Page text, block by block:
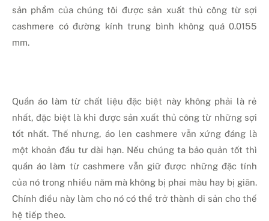
sản phẩm của chúng tôi được sản xuất thủ công từ sợi
cashmere có đường kính trung bình không quá 0.0155
mm.
Quần áo làm từ chất liệu đặc biệt này không phải là rẻ
nhất, đặc biệt là khi được sản xuất thủ công từ những sợi
tốt nhất. Thế nhưng, áo len cashmere vẫn xứng đáng là
một khoản đầu tư dài hạn. Nếu chúng ta bảo quản tốt thì
quần áo làm từ cashmere vẫn giữ được những đặc tính
của nó trong nhiều năm mà không bị phai màu hay bị giãn.
Chính điều này làm cho nó có thể trở thành di sản cho thế
hệ tiếp theo.